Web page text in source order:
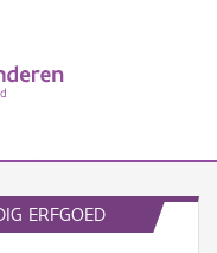
ERFGOED